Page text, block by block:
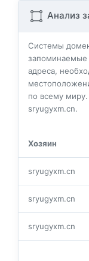
Анализ
Системы
запоминаемые
адреса,
по всему
sryugyxm.cn.
Хозяин
sryugyxm.cn
sryugyxm.cn
sryugyxm.cn